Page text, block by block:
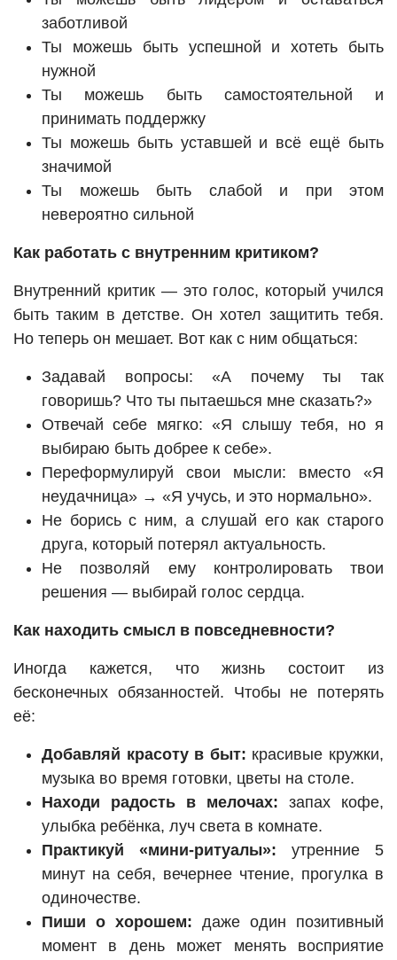
заботливой
Ты можешь быть успешной и хотеть быть
нужной
Ты можешь быть самостоятельной и
принимать поддержку
Ты можешь быть уставшей и всё ещё быть
значимой
Ты можешь быть слабой и при этом
невероятно сильной
Как работать с внутренним критиком?
Внутренний критик — это голос, который учился
быть таким в детстве. Он хотел защитить тебя.
Но теперь он мешает. Вот как с ним общаться:
Задавай вопросы: «А почему ты так
говоришь? Что ты пытаешься мне сказать?»
Отвечай себе мягко: «Я слышу тебя, но я
выбираю быть добрее к себе».
Переформулируй свои мысли: вместо «Я
неудачница» → «Я учуcь, и это нормально».
Не борись с ним, а слушай его как старого
друга, который потерял актуальность.
Не позволяй ему контролировать твои
решения — выбирай голос сердца.
Как находить смысл в повседневности?
Иногда кажется, что жизнь состоит из
бесконечных обязанностей. Чтобы не потерять
её:
Добавляй красоту в быт: красивые кружки,
музыка во время готовки, цветы на столе.
Находи радость в мелочах: запах кофе,
улыбка ребёнка, луч света в комнате.
Практикуй «мини-ритуалы»: утренние 5
минут на себя, вечернее чтение, прогулка в
одиночестве.
Пиши о хорошем: даже один позитивный
момент в день может менять восприятие